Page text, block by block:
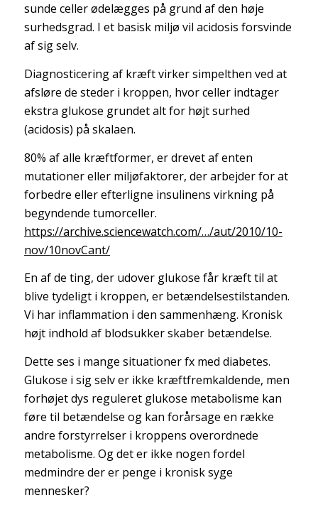
sunde celler ødelægges på grund af den høje
surhedsgrad. I et basisk miljø vil acidosis forsvinde
af sig selv.
Diagnosticering af kræft virker simpelthen ved at
afsløre de steder i kroppen, hvor celler indtager
ekstra glukose grundet alt for højt surhed
(acidosis) på skalaen.
80% af alle kræftformer, er drevet af enten
mutationer eller miljøfaktorer, der arbejder for at
forbedre eller efterligne insulinens virkning på
begyndende tumorceller.
https://archive.sciencewatch.com/…/aut/2010/10-
nov/10novCant/
En af de ting, der udover glukose får kræft til at
blive tydeligt i kroppen, er betændelsestilstanden.
Vi har inflammation i den sammenhæng. Kronisk
højt indhold af blodsukker skaber betændelse.
Dette ses i mange situationer fx med diabetes.
Glukose i sig selv er ikke kræftfremkaldende, men
forhøjet dys reguleret glukose metabolisme kan
føre til betændelse og kan forårsage en række
andre forstyrrelser i kroppens overordnede
metabolisme. Og det er ikke nogen fordel
medmindre der er penge i kronisk syge
mennesker?